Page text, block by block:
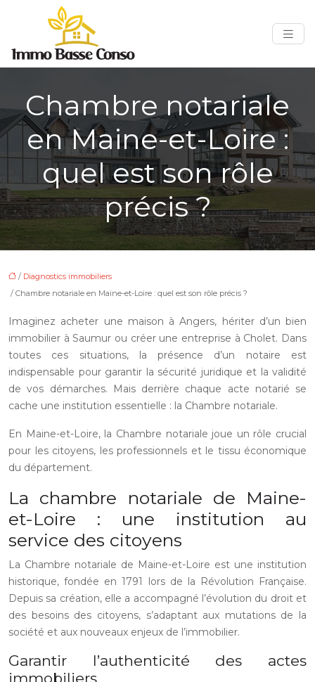
Chambre notariale
en Maine-et-Loire :
quel est son rôle
précis ?
/ Diagnostics immobiliers
/ Chambre notariale en Maine-et-Loire : quel est son rôle précis ?
Imaginez acheter une maison à Angers, hériter d’un bien
immobilier à Saumur ou créer une entreprise à Cholet. Dans
toutes ces situations, la présence d’un notaire est
indispensable pour garantir la sécurité juridique et la validité
de vos démarches. Mais derrière chaque acte notarié se
cache une institution essentielle : la Chambre notariale.
En Maine-et-Loire, la Chambre notariale joue un rôle crucial
pour les citoyens, les professionnels et le tissu économique
du département.
La chambre notariale de Maine-
et-Loire : une institution au
service des citoyens
La Chambre notariale de Maine-et-Loire est une institution
historique, fondée en 1791 lors de la Révolution Française.
Depuis sa création, elle a accompagné l’évolution du droit et
des besoins des citoyens, s’adaptant aux mutations de la
société et aux nouveaux enjeux de l’immobilier.
Garantir l’authenticité des actes
immobiliers